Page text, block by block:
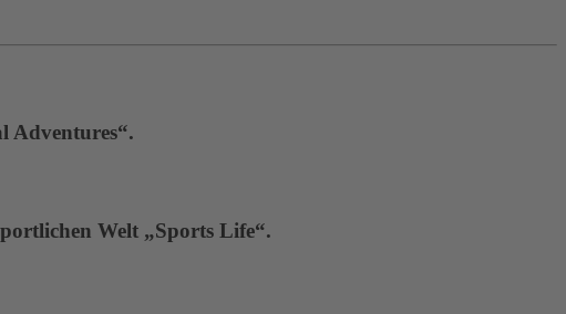
Adventures“.
Welt „Sports Life“.